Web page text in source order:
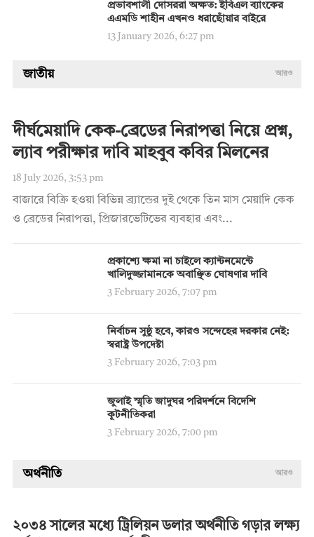
প্রভাবশালী দোসররা অক্ষত: ইবিএল ব্যাংকের
এএমডি শাহীন এখনও ধরাছোঁয়ার বাইরে
13 January 2026, 6:27 pm
জাতীয় আরও
দীর্ঘমেয়াদি কেক-ব্রেডের নিরাপত্তা নিয়ে প্রশ্ন,
ল্যাব পরীক্ষার দাবি মাহবুব কবির মিলনের
18 July 2026, 3:53 pm
বাজারে বিক্রি হওয়া বিভিন্ন ব্র্যান্ডের দুই থেকে তিন মাস মেয়াদি কেক
ও ব্রেডের নিরাপত্তা, প্রিজারভেটিভের ব্যবহার এবং...
প্রকাশ্যে ক্ষমা না চাইলে ক্যান্টনমেন্টে
খালিদুজ্জামানকে অবাঞ্ছিত ঘোষণার দাবি
3 February 2026, 7:07 pm
নির্বাচন সুষ্ঠু হবে, কারও সন্দেহের দরকার নেই:
স্বরাষ্ট্র উপদেষ্টা
3 February 2026, 7:03 pm
জুলাই স্মৃতি জাদুঘর পরিদর্শনে বিদেশি
কূটনীতিকরা
3 February 2026, 7:00 pm
অর্থনীতি আরও
২০৩৪ সালের মধ্যে ট্রিলিয়ন ডলার অর্থনীতি গড়ার লক্ষ্য